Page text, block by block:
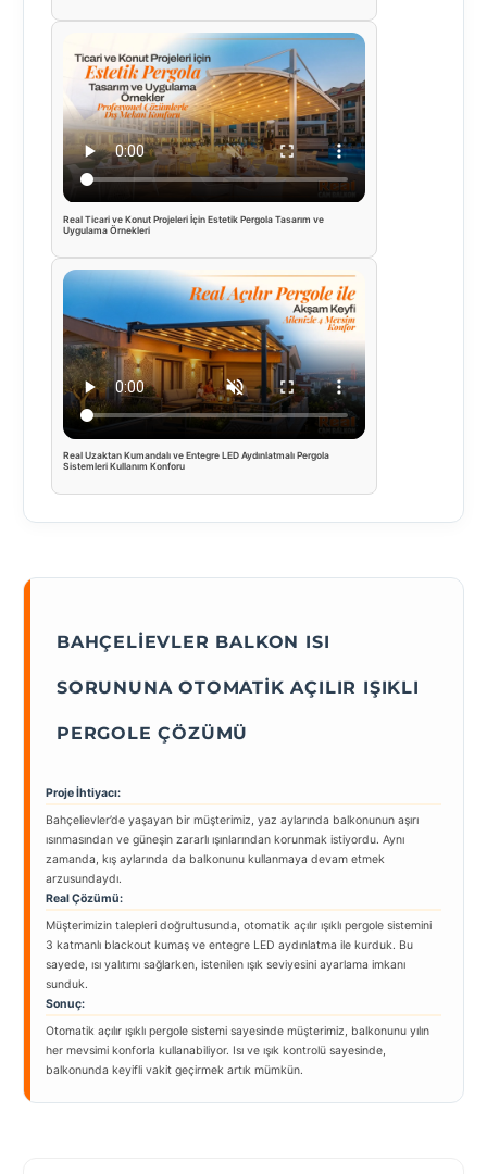
Real Ticari ve Konut Projeleri İçin Estetik Pergola Tasarım ve
Uygulama Örnekleri
Real Uzaktan Kumandalı ve Entegre LED Aydınlatmalı Pergola
Sistemleri Kullanım Konforu
BAHÇELIEVLER BALKON ISI
SORUNUNA OTOMATIK AÇILIR IŞIKLI
PERGOLE ÇÖZÜMÜ
Proje İhtiyacı:
Bahçelievler’de yaşayan bir müşterimiz, yaz aylarında balkonunun aşırı
ısınmasından ve güneşin zararlı ışınlarından korunmak istiyordu. Aynı
zamanda, kış aylarında da balkonunu kullanmaya devam etmek
arzusundaydı.
Real Çözümü:
Müşterimizin talepleri doğrultusunda, otomatik açılır ışıklı pergole sistemini
3 katmanlı blackout kumaş ve entegre LED aydınlatma ile kurduk. Bu
sayede, ısı yalıtımı sağlarken, istenilen ışık seviyesini ayarlama imkanı
sunduk.
Sonuç:
Otomatik açılır ışıklı pergole sistemi sayesinde müşterimiz, balkonunu yılın
her mevsimi konforla kullanabiliyor. Isı ve ışık kontrolü sayesinde,
balkonunda keyifli vakit geçirmek artık mümkün.